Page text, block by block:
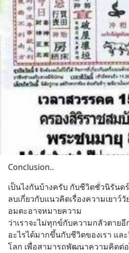
Conclusion..
เป็นไงกันบ้างครับ กับชีวิตชั่วนิรันด
ลบเกี่ยวกับแนวคิดเรื่องความเยาว์
อมตะอาจหมายความ
ว่าเราจะไม่ทุกข์กับความกลัวตายอี
อะไรได้มากขึ้นกับชีวิตของเรา แล
โลก เพื่อสามารถพัฒนาความคิดต่